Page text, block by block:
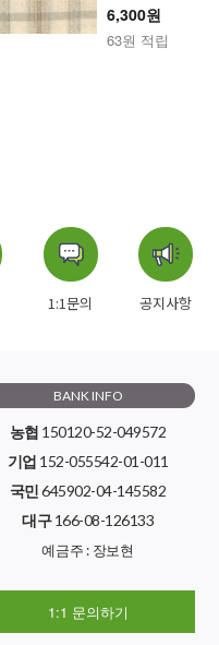
6,300원
63원 적립
1:1문의 공지사항
BANK INFO
농협 150120-52-049572
기업 152-055542-01-011
국민645902-04-145582
대구166-08-126133
예금주 : 장보현
1:1 문의하기